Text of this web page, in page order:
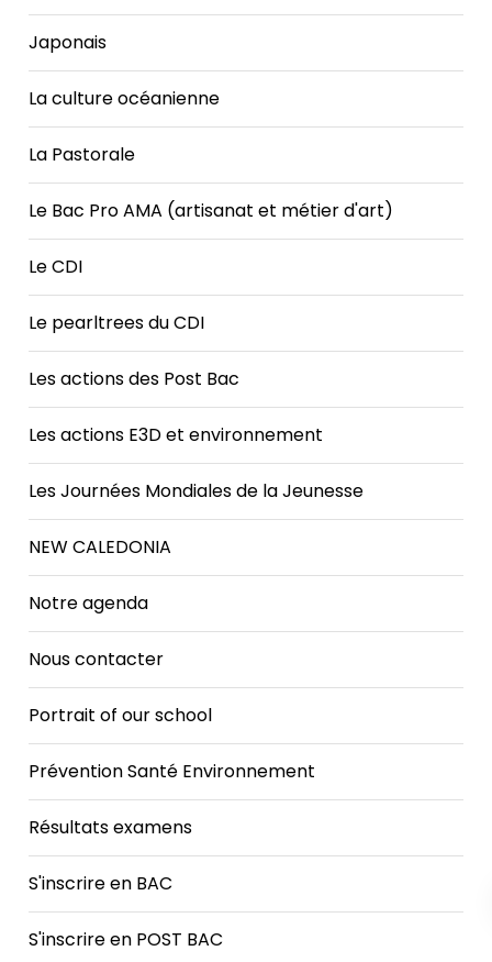
Japonais
La culture océanienne
La Pastorale
Le Bac Pro AMA (artisanat et métier d'art)
Le CDI
Le pearltrees du CDI
Les actions des Post Bac
Les actions E3D et environnement
Les Journées Mondiales de la Jeunesse
NEW CALEDONIA
Notre agenda
Nous contacter
Portrait of our school
Prévention Santé Environnement
Résultats examens
S'inscrire en BAC
S'inscrire en POST BAC